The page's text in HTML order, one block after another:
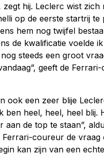
zegt hij. Leclerc wist zich
op de eerste startrij te
hem nog twijfel
de kwalificatie voelde
steeds een groot
geeft de
ook een zeer blije
ben heel, heel, heel blij.
aan de top te staan”,
coureur de vraag
kan zijn van een echte